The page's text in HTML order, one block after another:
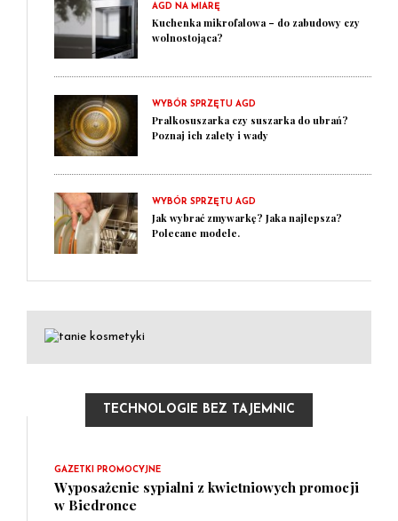
AGD NA MIARĘ
Kuchenka mikrofalowa – do zabudowy czy
wolnostojąca?
WYBÓR SPRZĘTU AGD
Pralkosuszarka czy suszarka do ubrań?
Poznaj ich zalety i wady
WYBÓR SPRZĘTU AGD
Jak wybrać zmywarkę? Jaka najlepsza?
Polecane modele.
TECHNOLOGIE BEZ TAJEMNIC
GAZETKI PROMOCYJNE
Wyposażenie sypialni z kwietniowych promocji
w Biedronce